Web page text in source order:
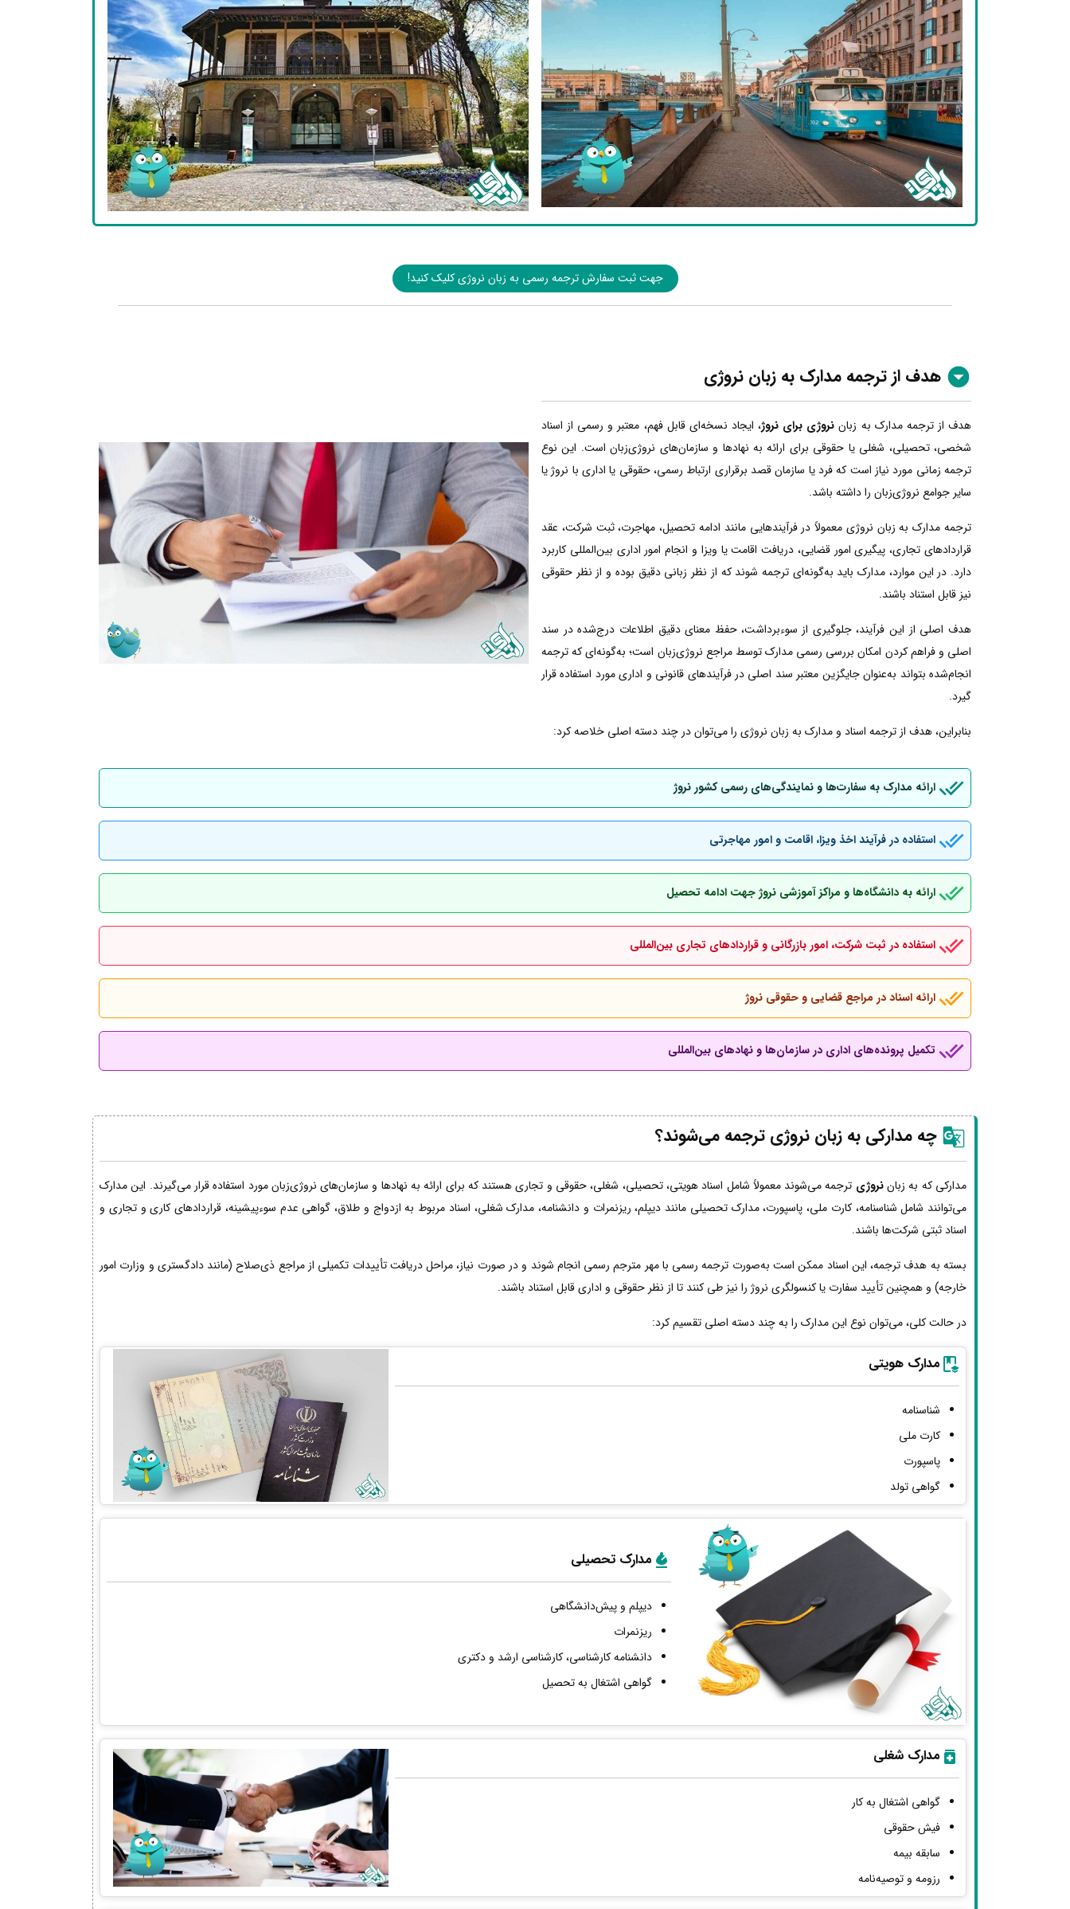
جهت ثبت سفارش ترجمه رسمی به زبان نروژی کلیک کنید!
هدف از ترجمه مدارک به زبان نروژی
هدف از ترجمه مدارک به زبان نروژی برای نروژ، ایجاد نسخه‌ای قابل فهم، معتبر و رسمی از اسناد
شخصی، تحصیلی، شغلی یا حقوقی برای ارائه به نهادها و سازمان‌های نروژی‌زبان است. این نوع
ترجمه زمانی مورد نیاز است که فرد یا سازمان قصد برقراری ارتباط رسمی، حقوقی یا اداری با نروژ یا
سایر جوامع نروژی‌زبان را داشته باشد.
ترجمه مدارک به زبان نروژی معمولاً در فرآیندهایی مانند ادامه تحصیل، مهاجرت، ثبت شرکت، عقد
قراردادهای تجاری، پیگیری امور قضایی، دریافت اقامت یا ویزا و انجام امور اداری بین‌المللی کاربرد
دارد. در این موارد، مدارک باید به‌گونه‌ای ترجمه شوند که از نظر زبانی دقیق بوده و از نظر حقوقی
نیز قابل استناد باشند.
هدف اصلی از این فرآیند، جلوگیری از سوءبرداشت، حفظ معنای دقیق اطلاعات درج‌شده در سند
اصلی و فراهم کردن امکان بررسی رسمی مدارک توسط مراجع نروژی‌زبان است؛ به‌گونه‌ای که ترجمه
انجام‌شده بتواند به‌عنوان جایگزین معتبر سند اصلی در فرآیندهای قانونی و اداری مورد استفاده قرار
گیرد.
بنابراین، هدف از ترجمه اسناد و مدارک به زبان نروژی را می‌توان در چند دسته اصلی خلاصه کرد:
ارائه مدارک به سفارت‌ها و نمایندگی‌های رسمی کشور نروژ
استفاده در فرآیند اخذ ویزا، اقامت و امور مهاجرتی
ارائه به دانشگاه‌ها و مراکز آموزشی نروژ جهت ادامه تحصیل
استفاده در ثبت شرکت، امور بازرگانی و قراردادهای تجاری بین‌المللی
ارائه اسناد در مراجع قضایی و حقوقی نروژ
تکمیل پرونده‌های اداری در سازمان‌ها و نهادهای بین‌المللی
چه مدارکی به زبان نروژی ترجمه می‌شوند؟
مدارکی که به زباننروژی ترجمه می‌شوند معمولاً شامل اسناد هویتی، تحصیلی، شغلی، حقوقی و تجاری هستند که برای ارائه به نهادها و سازمان‌های نروژی‌زبان مورد استفاده قرار می‌گیرند. این مدارک
می‌توانند شامل شناسنامه، کارت ملی، پاسپورت، مدارک تحصیلی مانند دیپلم، ریزنمرات و دانشنامه، مدارک شغلی، اسناد مربوط به ازدواج و طلاق، گواهی عدم سوءپیشینه، قراردادهای کاری و تجاری و
اسناد ثبتی شرکت‌ها باشند.
بسته به هدف ترجمه، این اسناد ممکن است به‌صورت ترجمه رسمی با مهر مترجم رسمی انجام شوند و در صورت نیاز، مراحل دریافت تأییدات تکمیلی از مراجع ذی‌صلاح (مانند دادگستری و وزارت امور
خارجه) و همچنین تأیید سفارت یا کنسولگری نروژ را نیز طی کنند تا از نظر حقوقی و اداری قابل استناد باشند.
در حالت کلی، می‌توان نوع این مدارک را به چند دسته اصلی تقسیم کرد:
مدارک هویتی
شناسنامه
کارت ملی
پاسپورت
گواهی تولد
مدارک تحصیلی
دیپلم و پیش‌دانشگاهی
ریزنمرات
دانشنامه کارشناسی، کارشناسی ارشد و دکتری
گواهی اشتغال به تحصیل
مدارک شغلی
گواهی اشتغال به کار
فیش حقوقی
سابقه بیمه
رزومه و توصیه‌نامه